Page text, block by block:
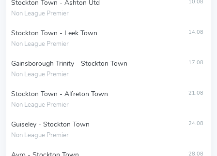
Stockton Town - Ashton Utd
Non League Premier
10.08
Stockton Town - Leek Town
Non League Premier
14.08
Gainsborough Trinity - Stockton Town
Non League Premier
17.08
Stockton Town - Alfreton Town
Non League Premier
21.08
Guiseley - Stockton Town
Non League Premier
24.08
28.08